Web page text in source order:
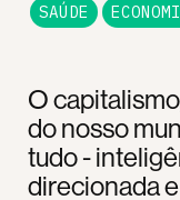
O
do nosso
tudo -
direcionada
SAÚDE